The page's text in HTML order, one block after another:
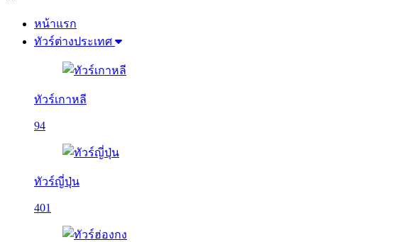
หน้าแรก
ทัวร์ต่างประเทศ
ทัวร์เกาหลี
94
ทัวร์ญี่ปุ่น
401